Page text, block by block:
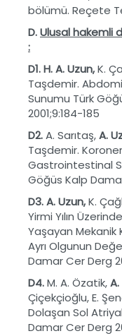
bölümü. Reçete
D.Ulusal hakemli
:
D1. H. A. Uzun,K.
Taşdemir.
Sunumu Türk
2001;9:184-185
D2.A. Sarıtaş,A.
Taşdemir.
Gastrointestinal
Göğüs Kalp
D3. A. Uzun,K.
Yirmi Yılın
Yaşayan Mekanik
Ayrı Olgunun
Damar Cer Derg
D4.M. A. Özatik,
Çiçekçioğlu, E.
Dolaşan Sol
Damar Cer Derg